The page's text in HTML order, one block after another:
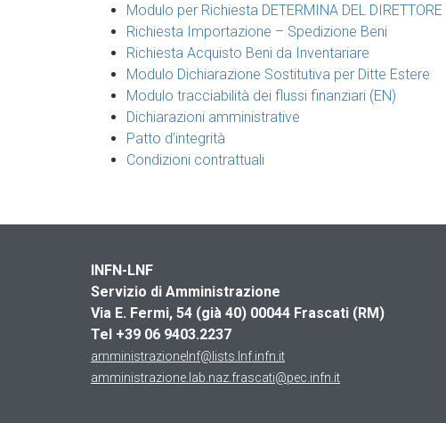
Modulo per Richiesta DETERMINA DEL DIRETTORE
Richiesta Importazione – Spedizione Beni
Richiesta Acquisto Beni da Inventariare
Modulo Dichiarazione Sostitutiva per Ditte Estere
Modulo tracciabilità dei flussi finanziari (EN)
Dichiarazioni amministrative
Patto d’integrità
Condizioni contrattuali
INFN-LNF
Servizio di Amministrazione
Via E. Fermi, 54 (già 40) 00044 Frascati (RM)
Tel +39 06 9403.2237
amministrazionelnf@lists.lnf.infn.it
amministrazione.lab.naz.frascati@pec.infn.it